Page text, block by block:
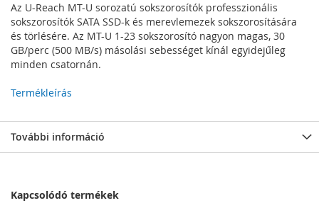
Az U-Reach MT-U sorozatú sokszorosítók professzionális
sokszorosítók SATA SSD-k és merevlemezek sokszorosítására
és törlésére. Az MT-U 1-23 sokszorosító nagyon magas, 30
GB/perc (500 MB/s) másolási sebességet kínál egyidejűleg
minden csatornán.
Termékleírás
További információ
Kapcsolódó termékek